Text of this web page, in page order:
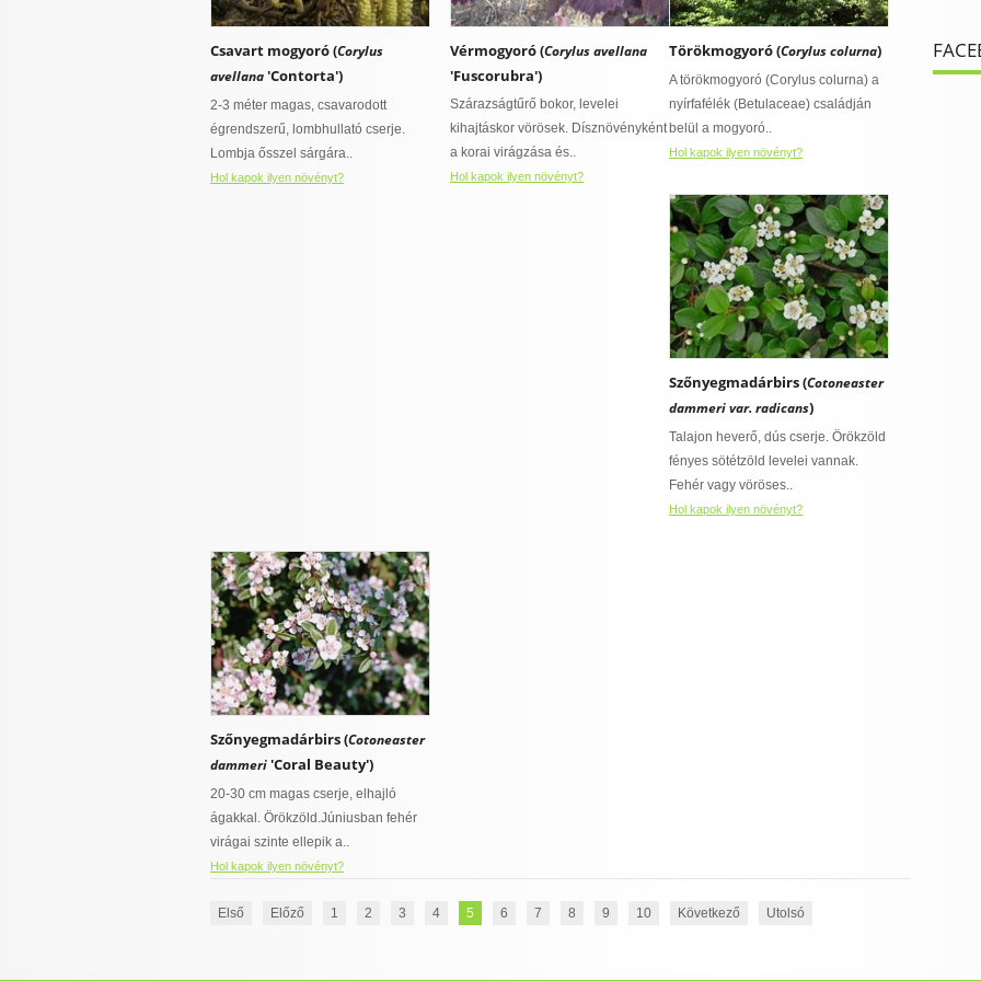
Csavart mogyoró (Corylus
avellana'Contorta')
2-3 méter magas, csavarodott
égrendszerű, lombhullató cserje.
Lombja ősszel sárgára..
Hol kapok ilyen növényt?
Vérmogyoró (Corylus avellana
'Fuscorubra')
Szárazságtűrő bokor, levelei
kihajtáskor vörösek. Dísznövényként
a korai virágzása és..
Hol kapok ilyen növényt?
Törökmogyoró (Corylus colurna)
A törökmogyoró (Corylus colurna) a
nyírfafélék (Betulaceae) családján
belül a mogyoró..
Hol kapok ilyen növényt?
Szőnyegmadárbirs (Cotoneaster
dammeri var. radicans)
Talajon heverő, dús cserje. Örökzöld
fényes sötétzöld levelei vannak.
Fehér vagy vöröses..
Hol kapok ilyen növényt?
Szőnyegmadárbirs (Cotoneaster
dammeri'Coral Beauty')
20-30 cm magas cserje, elhajló
ágakkal. Örökzöld.Júniusban fehér
virágai szinte ellepik a..
Hol kapok ilyen növényt?
Első Előző 1 2 3 4 5 6 7 8 9 10 Következő Utolsó